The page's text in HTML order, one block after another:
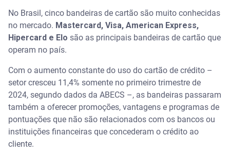
No Brasil, cinco bandeiras de cartão são muito conhecidas
no mercado. Mastercard, Visa, American Express,
Hipercard e Elo são as principais bandeiras de cartão que
operam no país.
Com o aumento constante do uso do cartão de crédito –
setor cresceu 11,4% somente no primeiro trimestre de
2024, segundo dados da ABECS –, as bandeiras passaram
também a oferecer promoções, vantagens e programas de
pontuações que não são relacionados com os bancos ou
instituições financeiras que concederam o crédito ao
cliente.